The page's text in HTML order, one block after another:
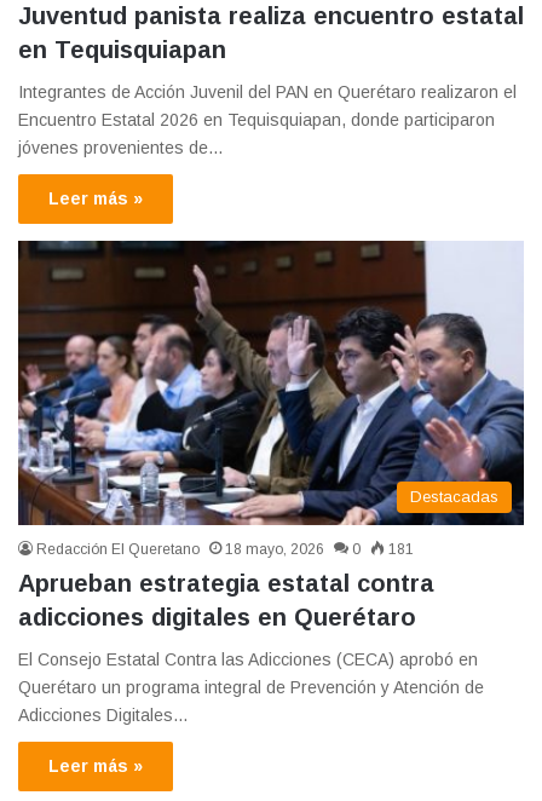
Juventud panista realiza encuentro estatal
en Tequisquiapan
Integrantes de Acción Juvenil del PAN en Querétaro realizaron el
Encuentro Estatal 2026 en Tequisquiapan, donde participaron
jóvenes provenientes de…
Leer más »
Destacadas
Redacción El Queretano 18 mayo, 2026 0 181
Aprueban estrategia estatal contra
adicciones digitales en Querétaro
El Consejo Estatal Contra las Adicciones (CECA) aprobó en
Querétaro un programa integral de Prevención y Atención de
Adicciones Digitales…
Leer más »